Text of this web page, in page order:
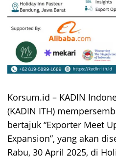
Korsum.id – KADIN
(KADIN ITH)
bertajuk “Exporter Meet
Expansion”, yang akan
Rabu, 30 April 2025, di